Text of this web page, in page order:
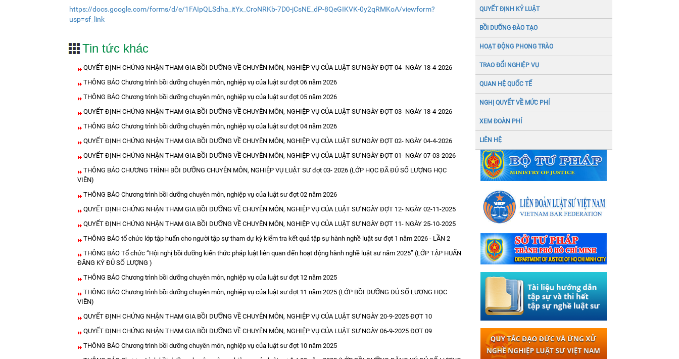
https://docs.google.com/forms/d/e/1FAIpQLSdha_itYx_CroNRKb-7D0-jCsNE_dP-8QeGIKVK-0y2qRMKoA/viewform?
usp=sf_link
Tin tức khác
QUYẾT ĐỊNH CHỨNG NHẬN THAM GIA BỒI DƯỠNG VỀ CHUYÊN MÔN, NGHIỆP VỤ CỦA LUẬT SƯ NGÀY ĐỢT 04- NGÀY 18-4-2026
THÔNG BÁO Chương trình bồi dưỡng chuyên môn, nghiệp vụ của luật sư đợt 06 năm 2026
THÔNG BÁO Chương trình bồi dưỡng chuyên môn, nghiệp vụ của luật sư đợt 05 năm 2026
QUYẾT ĐỊNH CHỨNG NHẬN THAM GIA BỒI DƯỠNG VỀ CHUYÊN MÔN, NGHIỆP VỤ CỦA LUẬT SƯ NGÀY ĐỢT 03- NGÀY 18-4-2026
THÔNG BÁO Chương trình bồi dưỡng chuyên môn, nghiệp vụ của luật sư đợt 04 năm 2026
QUYẾT ĐỊNH CHỨNG NHẬN THAM GIA BỒI DƯỠNG VỀ CHUYÊN MÔN, NGHIỆP VỤ CỦA LUẬT SƯ NGÀY ĐỢT 02- NGÀY 04-4-2026
QUYẾT ĐỊNH CHỨNG NHẬN THAM GIA BỒI DƯỠNG VỀ CHUYÊN MÔN, NGHIỆP VỤ CỦA LUẬT SƯ NGÀY ĐỢT 01- NGÀY 07-03-2026
THÔNG BÁO CHƯƠNG TRÌNH BỒI DƯỠNG CHUYÊN MÔN, NGHIỆP VỤ LUẬT SƯ đợt 03- 2026 (LỚP HỌC ĐÃ ĐỦ SỐ LƯỢNG HỌC
VIÊN)
THÔNG BÁO Chương trình bồi dưỡng chuyên môn, nghiệp vụ của luật sư đợt 02 năm 2026
QUYẾT ĐỊNH CHỨNG NHẬN THAM GIA BỒI DƯỠNG VỀ CHUYÊN MÔN, NGHIỆP VỤ CỦA LUẬT SƯ NGÀY ĐỢT 12- NGÀY 02-11-2025
QUYẾT ĐỊNH CHỨNG NHẬN THAM GIA BỒI DƯỠNG VỀ CHUYÊN MÔN, NGHIỆP VỤ CỦA LUẬT SƯ NGÀY ĐỢT 11- NGÀY 25-10-2025
THÔNG BÁO tổ chức lớp tập huấn cho người tập sự tham dự kỳ kiểm tra kết quả tập sự hành nghề luật sư đợt 1 năm 2026 - LẦN 2
THÔNG BÁO Tổ chức “Hội nghị bồi dưỡng kiến thức pháp luật liên quan đến hoạt động hành nghề luật sư năm 2025” (LỚP TẬP HUẤN
ĐĂNG KÝ ĐỦ SỐ LƯỢNG )
THÔNG BÁO Chương trình bồi dưỡng chuyên môn, nghiệp vụ của luật sư đợt 12 năm 2025
THÔNG BÁO Chương trình bồi dưỡng chuyên môn, nghiệp vụ của luật sư đợt 11 năm 2025 (LỚP BỒI DƯỠNG ĐỦ SỐ LƯỢNG HỌC
VIÊN)
QUYẾT ĐỊNH CHỨNG NHẬN THAM GIA BỒI DƯỠNG VỀ CHUYÊN MÔN, NGHIỆP VỤ CỦA LUẬT SƯ NGÀY 20-9-2025 ĐỢT 10
QUYẾT ĐỊNH CHỨNG NHẬN THAM GIA BỒI DƯỠNG VỀ CHUYÊN MÔN, NGHIỆP VỤ CỦA LUẬT SƯ NGÀY 06-9-2025 ĐỢT 09
THÔNG BÁO Chương trình bồi dưỡng chuyên môn, nghiệp vụ của luật sư đợt 10 năm 2025
QUYẾT ĐỊNH KỶ LUẬT
BỒI DƯỠNG ĐÀO TẠO
HOẠT ĐỘNG PHONG TRÀO
TRAO ĐỔI NGHIỆP VỤ
QUAN HỆ QUỐC TẾ
NGHỊ QUYẾT VỀ MỨC PHÍ
XEM ĐOÀN PHÍ
LIÊN HỆ